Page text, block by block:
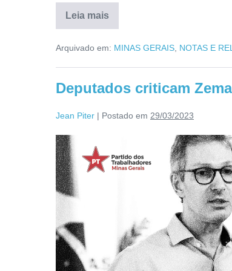
Leia mais
Arquivado em: MINAS GERAIS NOTAS E
Deputados criticam
Jean Piter | Postado em 29/03/2023